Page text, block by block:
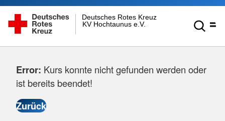
KV Hochtaunus e.V.
Deutsches Rotes Kreuz
Error: Kurs konnte nicht gefunden werden oder
ist bereits beendet!